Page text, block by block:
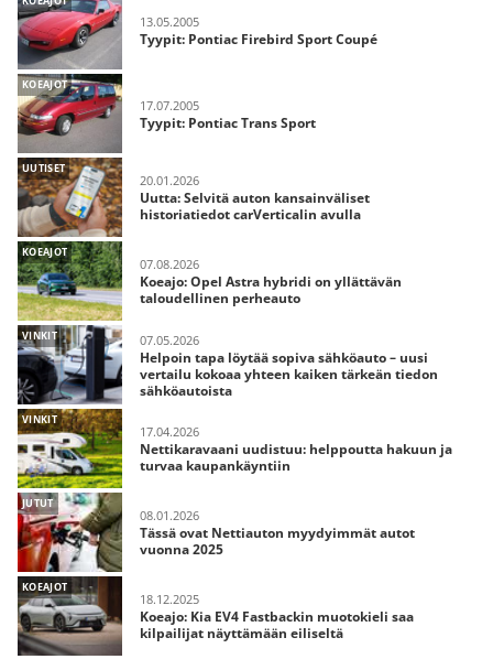
13.05.2005
Tyypit: Pontiac Firebird Sport Coupé
KOEAJOT
17.07.2005
Tyypit: Pontiac Trans Sport
UUTISET
20.01.2026
Uutta: Selvitä auton kansainväliset
historiatiedot carVerticalin avulla
KOEAJOT
07.08.2026
Koeajo: Opel Astra hybridi on yllättävän
taloudellinen perheauto
VINKIT 07.05.2026
Helpoin tapa löytää sopiva sähköauto – uusi
vertailu kokoaa yhteen kaiken tärkeän tiedon
sähköautoista
VINKIT
17.04.2026
Nettikaravaani uudistuu: helppoutta hakuun ja
turvaa kaupankäyntiin
JUTUT
08.01.2026
Tässä ovat Nettiauton myydyimmät autot
vuonna 2025
KOEAJOT
18.12.2025
Koeajo: Kia EV4 Fastbackin muotokieli saa
kilpailijat näyttämään eiliseltä